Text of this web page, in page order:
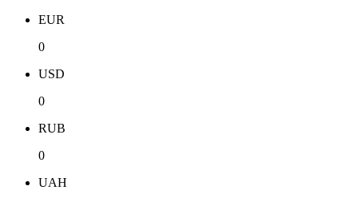
EUR
0
USD
0
RUB
0
UAH